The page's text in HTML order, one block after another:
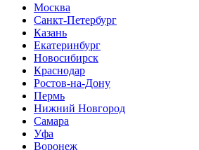
Москва
Санкт-Петербург
Казань
Екатеринбург
Новосибирск
Краснодар
Ростов-на-Дону
Пермь
Нижний Новгород
Самара
Уфа
Воронеж